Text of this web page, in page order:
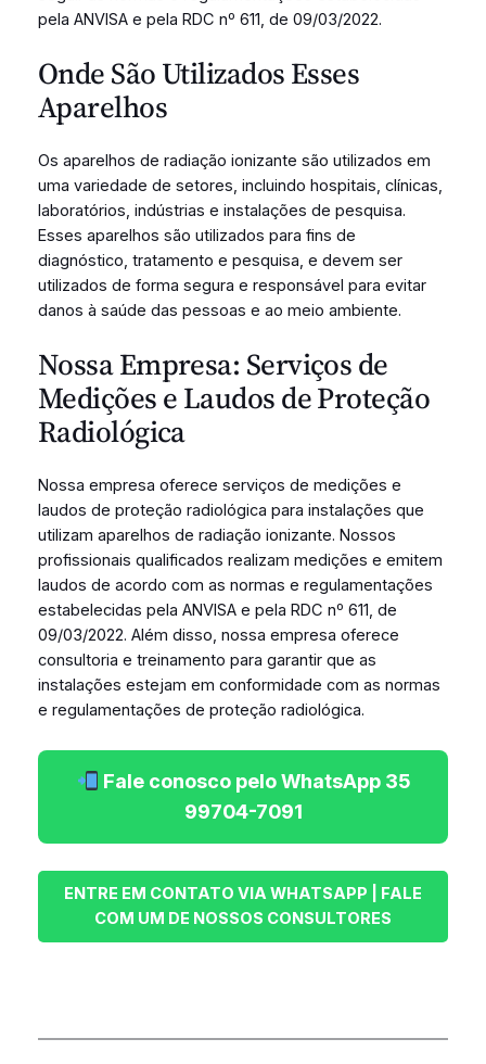
pela ANVISA e pela RDC nº 611, de 09/03/2022.
Onde São Utilizados Esses
Aparelhos
Os aparelhos de radiação ionizante são utilizados em
uma variedade de setores, incluindo hospitais, clínicas,
laboratórios, indústrias e instalações de pesquisa.
Esses aparelhos são utilizados para fins de
diagnóstico, tratamento e pesquisa, e devem ser
utilizados de forma segura e responsável para evitar
danos à saúde das pessoas e ao meio ambiente.
Nossa Empresa: Serviços de
Medições e Laudos de Proteção
Radiológica
Nossa empresa oferece serviços de medições e
laudos de proteção radiológica para instalações que
utilizam aparelhos de radiação ionizante. Nossos
profissionais qualificados realizam medições e emitem
laudos de acordo com as normas e regulamentações
estabelecidas pela ANVISA e pela RDC nº 611, de
09/03/2022. Além disso, nossa empresa oferece
consultoria e treinamento para garantir que as
instalações estejam em conformidade com as normas
e regulamentações de proteção radiológica.
Fale conosco pelo WhatsApp 35
99704-7091